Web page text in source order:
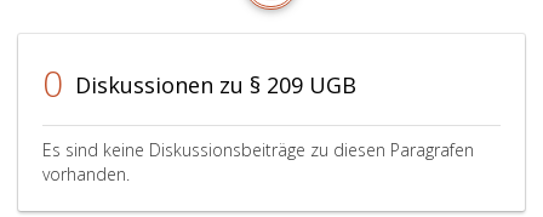
0 Diskussionen zu § 209 UGB
Es sind keine Diskussionsbeiträge zu diesen Paragrafen
vorhanden.